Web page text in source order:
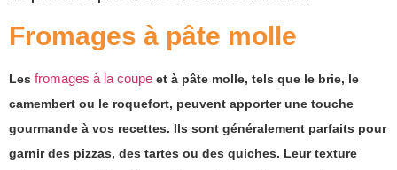
Fromages à pâte molle
Les fromages à la coupe et à pâte molle, tels que le brie, le
camembert ou le roquefort, peuvent apporter une touche
gourmande à vos recettes. Ils sont généralement parfaits pour
garnir des pizzas, des tartes ou des quiches. Leur texture